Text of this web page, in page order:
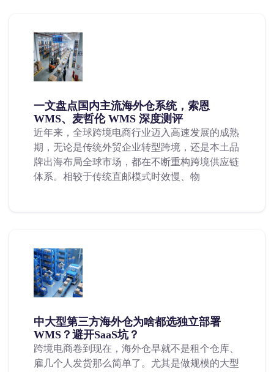
一文盘点国内主流海外仓系统，索恩
WMS、麦哲伦 WMS 深度测评
近年来，全球跨境电商行业迈入高速发展的成熟
期，无论是传统外贸企业转型跨境，还是本土品
牌出海布局全球市场，都在不断重构跨境供应链
体系。相较于传统直邮模式时效慢、物
中大型第三方海外仓为啥都选独立部署
WMS？避开SaaS坑？
跨境电商卷到现在，海外仓早就不是租个仓库、
雇几个人发货那么简单了。尤其是做规模的大型